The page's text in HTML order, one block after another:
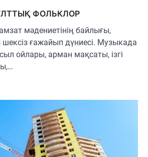
ФОЛЬКЛОР
мәдениетінің байлығы,
шексіз ғажайып дүниесі. Музыкада
ойлары, арман мақсаты, ізгі